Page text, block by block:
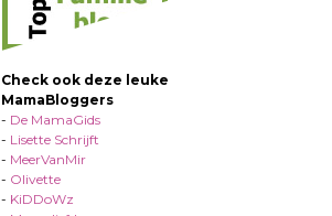
Check ook deze leuke
MamaBloggers
- De MamaGids
- Lisette Schrijft
- MeerVanMir
- Olivette
- KiDDoWz